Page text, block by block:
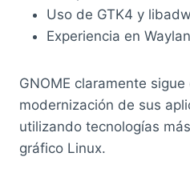
Uso de GTK4 y
Experiencia en
GNOME claramente
modernización de sus
utilizando tecnologías
gráfico Linux.